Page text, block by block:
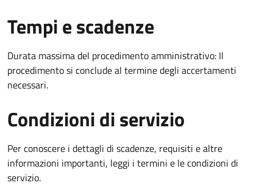
Tempi e scadenze
Durata massima del procedimento amministrativo: Il
procedimento si conclude al termine degli accertamenti
necessari.
Condizioni di servizio
Per conoscere i dettagli di scadenze, requisiti e altre
informazioni importanti, leggi i termini e le condizioni di
servizio.